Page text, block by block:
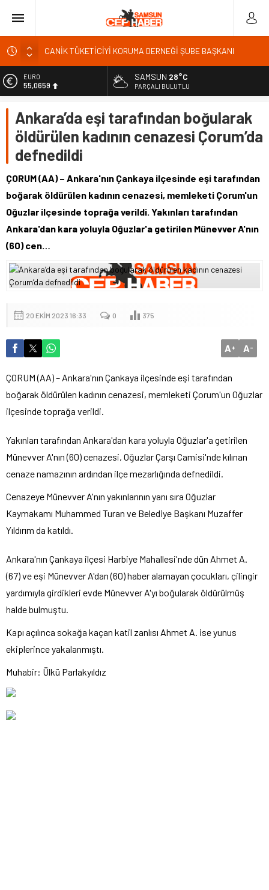
İBRAHİM ÖRS ÜN. AÇIKLAMASI MİLYONLARCA İNTERNET
KULLANICISINI İLGİLENDİREN KARAR VERİLDİ
Kardef Başkanı Adem GÜNER Yunanistan bu kararını
gözden geçirmelidir diyerek tepkilerini gösterdi
24 Temmuz Basın Bayramı basın özgürlüğünün günüdür
Sandık Bir Emanettir, Emanete İhanet Olmaz
Fatih Mahallesi Sakinleri Ilkadım Belediye Başkanı İhsan
KURNAZ ve Muhtarları Seda KEKLİK ‘teşekķür ettiler.
EURO
55,0659
6.521,17
BİST
13.685,30
47,5953
SAMSUN 28°C
PARÇALI BULUTLU
Ankara’da eşi tarafından boğularak
öldürülen kadının cenazesi Çorum’da
defnedildi
ÇORUM (AA) – Ankara'nın Çankaya ilçesinde eşi tarafından
boğarak öldürülen kadının cenazesi, memleketi Çorum'un
Oğuzlar ilçesinde toprağa verildi. Yakınları tarafından
Ankara'dan kara yoluyla Oğuzlar'a getirilen Münevver A'nın
(60) cen…
20 EKIM 2023 16:33 0 375
A+ A-
ÇORUM (AA) – Ankara'nın Çankaya ilçesinde eşi tarafından
boğarak öldürülen kadının cenazesi, memleketi Çorum'un Oğuzlar
ilçesinde toprağa verildi.
Yakınları tarafından Ankara'dan kara yoluyla Oğuzlar'a getirilen
Münevver A'nın (60) cenazesi, Oğuzlar Çarşı Camisi'nde kılınan
cenaze namazının ardından ilçe mezarlığında defnedildi.
Cenazeye Münevver A'nın yakınlarının yanı sıra Oğuzlar
Kaymakamı Muhammed Turan ve Belediye Başkanı Muzaffer
Yıldırım da katıldı.
Ankara'nın Çankaya ilçesi Harbiye Mahallesi'nde dün Ahmet A.
(67) ve eşi Münevver A'dan (60) haber alamayan çocukları, çilingir
yardımıyla girdikleri evde Münevver A'yı boğularak öldürülmüş
halde bulmuştu.
Kapı açılınca sokağa kaçan katil zanlısı Ahmet A. ise yunus
ekiplerince yakalanmıştı.
Muhabir: Ülkü Parlakyıldız